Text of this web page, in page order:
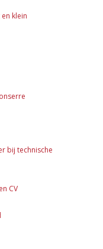
klein
bij technische
CV